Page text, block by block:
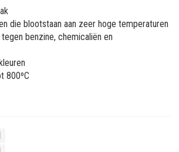
die blootstaan aan zeer hoge temperaturen
benzine, chemicaliën en
800ºC